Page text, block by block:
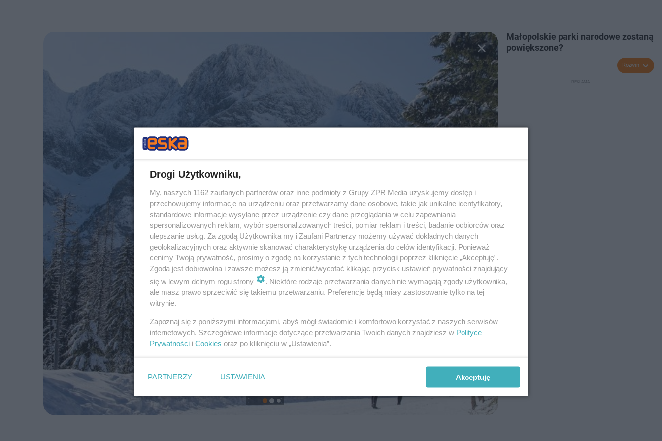
Małopolskie parki narodowe zostaną
powiększone?
Rozwiń
Drogi Użytkowniku,
My, naszych 1162 zaufanych partnerów oraz inne podmioty z Grupy ZPR Media uzyskujemy dostęp i
przechowujemy informacje na urządzeniu oraz przetwarzamy dane osobowe, takie jak unikalne identyfikatory,
standardowe informacje wysyłane przez urządzenie czy dane przeglądania w celu zapewniania
spersonalizowanych reklam, wybór spersonalizowanych treści, pomiar reklam i treści, badanie odbiorców oraz
ulepszanie usług. Za zgodą Użytkownika my i Zaufani Partnerzy możemy używać dokładnych danych
geolokalizacyjnych oraz aktywnie skanować charakterystykę urządzenia do celów identyfikacji. Ponieważ
cenimy Twoją prywatność, prosimy o zgodę na korzystanie z tych technologii poprzez kliknięcie „Akceptuję”.
Zgoda jest dobrowolna i zawsze możesz ją zmienić/wycofać klikając przycisk ustawień prywatności znajdujący
się w lewym dolnym rogu strony
. Niektóre rodzaje przetwarzania danych nie wymagają zgody użytkownika,
ale masz prawo sprzeciwić się takiemu przetwarzaniu. Preferencje będą miały zastosowanie tylko na tej
witrynie.
Zapoznaj się z poniższymi informacjami, abyś mógł świadomie i komfortowo korzystać z naszych serwisów
internetowych. Szczegółowe informacje dotyczące przetwarzania Twoich danych znajdziesz w Polityce
Prywatności i Cookies oraz po kliknięciu w „Ustawienia”.
PARTNERZY USTAWIENIA Akceptuję